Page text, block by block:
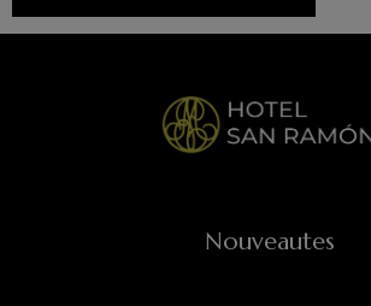
Nouveautes